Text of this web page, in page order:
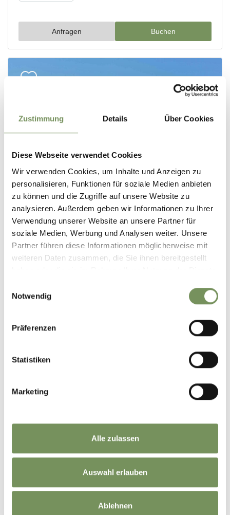
Zustimmung Details Über Cookies
Diese Webseite verwendet Cookies
Wir verwenden Cookies, um Inhalte und Anzeigen zu
personalisieren, Funktionen für soziale Medien anbieten
zu können und die Zugriffe auf unsere Website zu
analysieren. Außerdem geben wir Informationen zu Ihrer
Verwendung unserer Website an unsere Partner für
soziale Medien, Werbung und Analysen weiter. Unsere
Partner führen diese Informationen möglicherweise mit
weiteren Daten zusammen, die Sie ihnen bereitgestellt
Notwendig
Präferenzen
Statistiken
Marketing
Alle zulassen
Auswahl erlauben
Ablehnen